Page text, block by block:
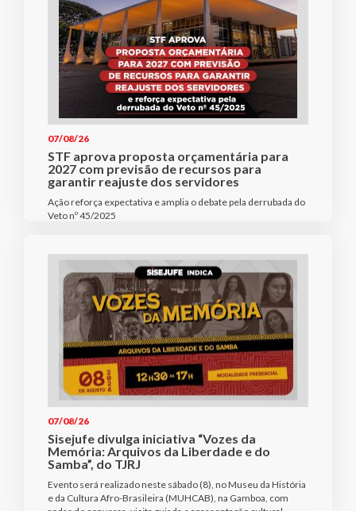
07/08/26
STF aprova proposta orçamentária para
2027 com previsão de recursos para
garantir reajuste dos servidores
Ação reforça expectativa e amplia o debate pela derrubada do
Veto nº 45/2025
07/08/26
Sisejufe divulga iniciativa “Vozes da
Memória: Arquivos da Liberdade e do
Samba”, do TJRJ
Evento será realizado neste sábado (8), no Museu da História
e da Cultura Afro-Brasileira (MUHCAB), na Gamboa, com